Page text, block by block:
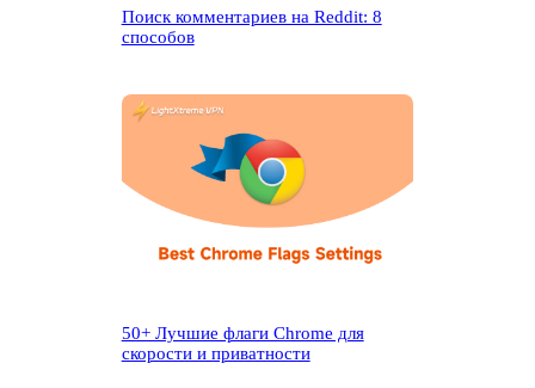
Поиск комментариев на Reddit: 8
способов
50+ Лучшие флаги Chrome для
скорости и приватности